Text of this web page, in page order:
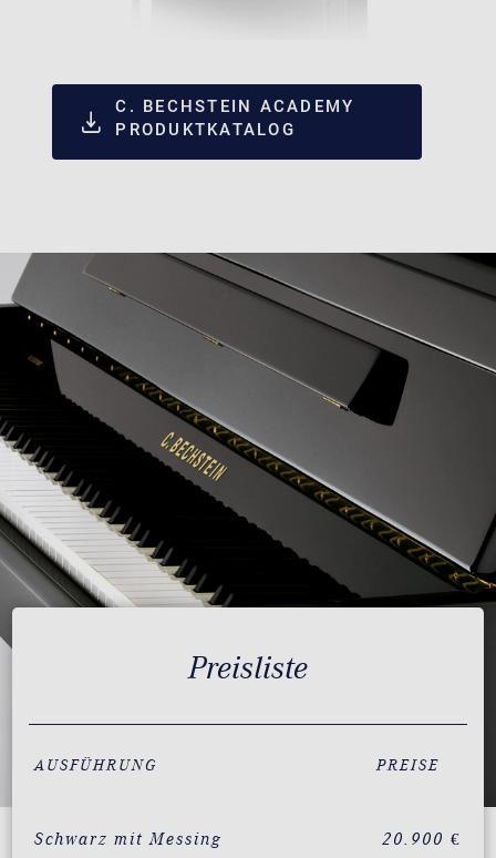
C. BECHSTEIN ACADEMY
PRODUKTKATALOG
Preisliste
AUSFÜHRUNG PREISE
Schwarz mit Messing 20.900 €